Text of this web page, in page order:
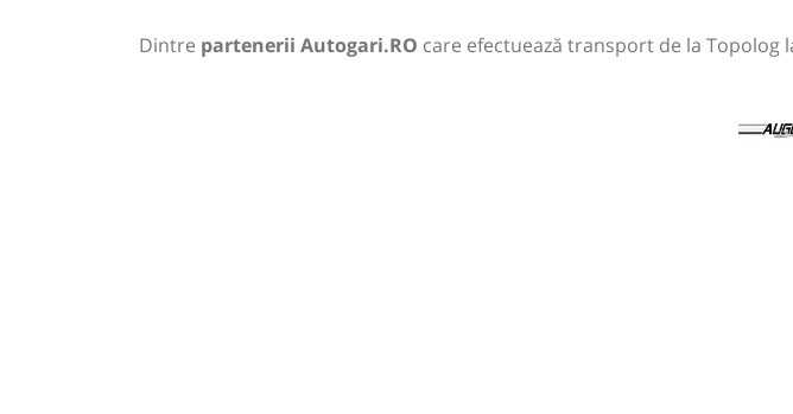
Dintre partenerii Autogari.RO care efectuează transport de la Topolog